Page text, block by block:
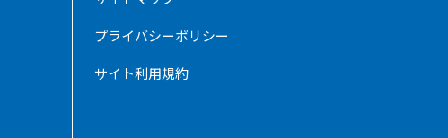
プライバシーポリシー
サイト利用規約